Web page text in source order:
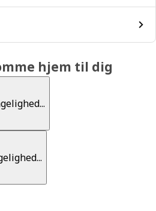
hjem til dig